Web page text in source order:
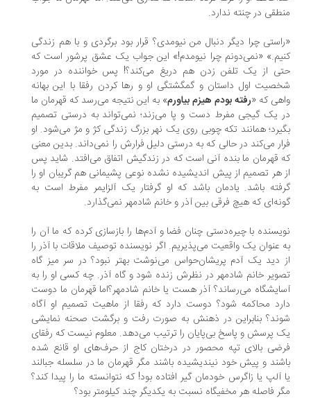
در چنته ندارد.
چرا دیگر دنبال من نیومدی؟ قرار بود برگردی و با هم زندگی
«نمی‌دونم چرا نیومدم!» این جواب یک عشق پرشور است که
از یک تلفن زدن هم دریغ می‌کند؟! پس خواننده در مورد
اول داستان و گمگشتگی او و رها کردن رفقا با این بهانه
که «رفته بودم هیزم بیاورم» به این نتیجه می‌رسد که قهرمان ما
یک گیجی مفرط دست و پا می‌زند؛ نمی‌تواند به درستی تصمیم
همانند تکه چوبی روی یک نهر بزرگ زندگی کژ و مژ می‌شود. او
می‌کند در حالی که به درستی دلیل فرارش را نمی‌داند. بدین معنی
قهرمان ما بنده آنی است که در زندگیش اتفاق می‌افتد. شاید پس
هر تصمیم از پیش اندیشیده نشده نوعی پشیمانی هم گریبان او را
باشد. یادمان باشد که او گرفتار یک آلزایمر مفرط است به
که هیچ فرقی بین آذر و خانم شادمهر نمی‌گذارد.
با چیره‌دستی چنان فضا و آدم‌ها را بازسازی کرده که ما آن را
عنوان یک واقعیت می‌پذیریم. اگر نویسنده توصیف ملاقات با آذر را
دید یک آدم پریشان‌حواس می‌نوشت بهتر نبود؟ در سر میز گاه
خانم شادمهر در نظرش زنده شود و گاه آذر. چه کسی او را به
می‌رساند؟ آذر هست یا خانم شادمهر؟اما قهرمان ما دوست
محاکمه شود؟ دوست دارد که رفقا از ماهیت تصمیم او آگاه
بنابراین در ذهنش به صورت رفت و برگشت صحنه نمایشی
پرسش و پاسخ بی‌پایان را ترتیب می‌دهد. معلوم نیست که رفقای
بالای تپه محصور در درختان کاج از حرف‌های او قانع شده
و پیش خود نیندیشیده باشند مگر قهرمان ما در سلسله جبالند
آلپ یا زاگرس خودمان گیر افتاده بود! که نتوانسته ما را پیدا کند؟
فاصله هر مخفیگاه نسبت به یکدیگر چند کیلومتر بود؟